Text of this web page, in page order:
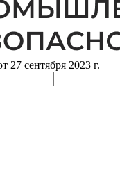
сентября 2023 г.